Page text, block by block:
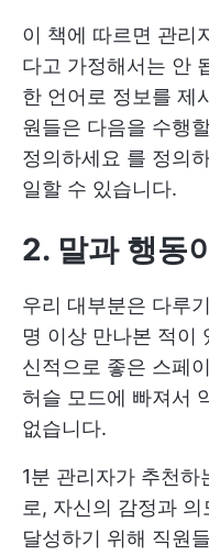
이 책에 따르면 관리
다고 가정해서는 안
한 언어로 정보를 제
원들은 다음을 수행
정의하세요 를 정의
일할 수 있습니다.
2. 말과 행동
우리 대부분은 다루
명 이상 만나본 적이
신적으로 좋은 스페
허슬 모드에 빠져서
없습니다.
1분 관리자가 추천
로, 자신의 감정과
달성하기 위해 직원